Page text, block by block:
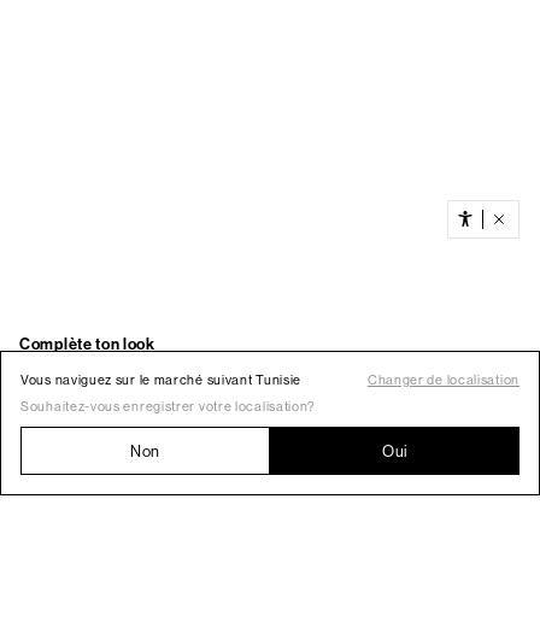
Vous naviguez sur le marché suivant Tunisie
Changer de localisation
Souhaitez-vous enregistrer votre localisation?
Non Oui